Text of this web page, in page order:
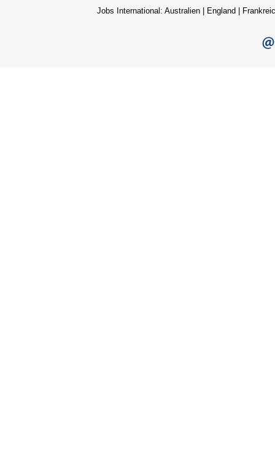
Jobs International: Australien | England |